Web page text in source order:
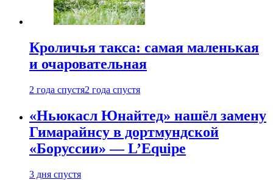
Кроличья такса: самая маленькая
и очаровательная
2 года спустя2 года спустя
«Ньюкасл Юнайтед» нашёл замену
Гимарайнсу в дортмундской
«Боруссии» — L’Equipe
3 дня спустя